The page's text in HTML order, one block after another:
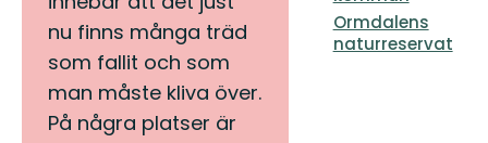
nu finns många träd
som fallit och som
man måste kliva över.
På några platser är
Ormdalens
naturreservat